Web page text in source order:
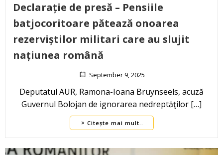
Declarație de presă – Pensiile
batjocoritoare pătează onoarea
rezerviștilor militari care au slujit
națiunea română
September 9, 2025
Deputatul AUR, Ramona-Ioana Bruynseels, acuză
Guvernul Bolojan de ignorarea nedreptăţilor […]
Citește mai mult..